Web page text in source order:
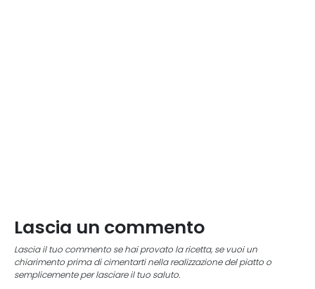
Lascia un commento
Lascia il tuo commento se hai provato la ricetta, se vuoi un
chiarimento prima di cimentarti nella realizzazione del piatto o
semplicemente per lasciare il tuo saluto.